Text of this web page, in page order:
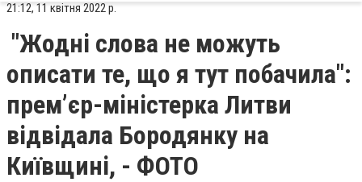
21:12, 11 квітня 2022 р.
"Жодні слова не можуть
описати те, що я тут побачила":
прем’єр-міністерка Литви
відвідала Бородянку на
Київщині, - ФОТО